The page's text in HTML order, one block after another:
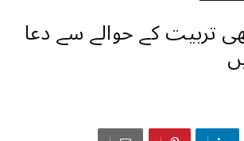
تربیت کے حوالے سے دعا